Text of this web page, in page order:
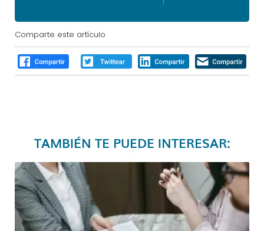
Comparte este artículo
TAMBIÉN TE PUEDE INTERESAR: